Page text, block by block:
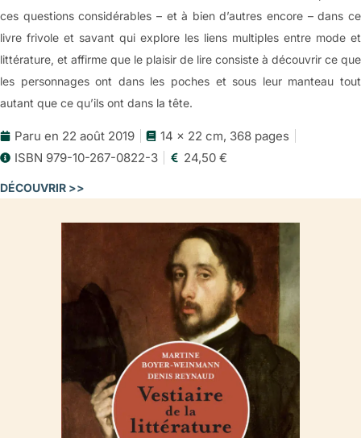
ces questions considérables – et à bien d’autres encore – dans ce
livre frivole et savant qui explore les liens multiples entre mode et
littérature, et affirme que le plaisir de lire consiste à découvrir ce que
les personnages ont dans les poches et sous leur manteau tout
autant que ce qu’ils ont dans la tête.
Paru en 22 août 2019
14 x 22 cm, 368 pages
ISBN 979-10-267-0822-3
24,50 €
DÉCOUVRIR >>